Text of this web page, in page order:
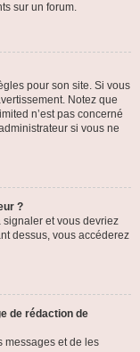
sur un forum.
pour son site. Si vous
Notez que
n’est pas concerné
si vous ne
?
signaler et vous devriez
dessus, vous accéderez
de rédaction de
messages et de les